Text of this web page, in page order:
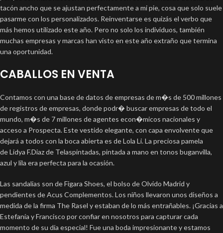
tacón ancho que se ajustan perfectamente a mi pie, cosa que solo suele
pasarme con los personalizados. Reinventarse es quizás el verbo que
más hemos utilizado este año. Pero no solo los individuos, también
muchas empresas y marcas han visto en este año extraño que termina
una oportunidad.
CABALLOS EN VENTA
Contamos con una base de datos de empresas de m�s de 500 millones
de registros de empresas, donde podr� buscar empresas de todo el
mundo, m�s de 7 millones de agentes econ�micos nacionales y
acceso a Prospecta. Este vestido elegante, con capa envolvente que
dejará a todos con la boca abierta es de Lola Li. La preciosa pamela
de Lidya F.Diaz de Telaspintadas, pintada a mano en tonos buganvilla,
azul y lila era perfecta para la ocasión.
Las sandalias son de Figara Shoes, el bolso de Olvido Madrid y
pendientes de Acus Complementos. Los niños llevaron unos diseños a
medida de la firma The Rasel y estaban de lo más entrañables. ¡Gracias a
Estefanía y Francisco por confiar en nosotros para capturar cada
momento de su día especial! Fue una boda impresionante y estamos